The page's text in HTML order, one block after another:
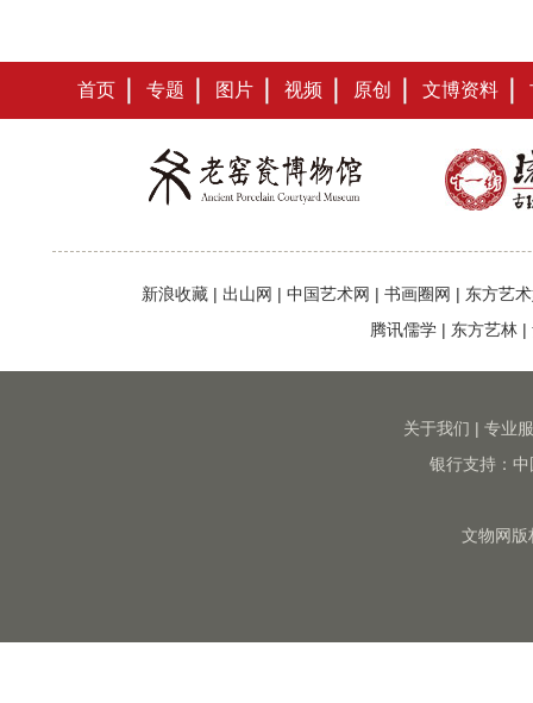
首页 专题 图片 视频 原创 文博资料
新浪收藏 | 出山网 | 中国艺术网 | 书画圈网 | 东方艺
腾讯儒学 | 东方艺林 |
关于我们 | 专业
银行支持：
文物网